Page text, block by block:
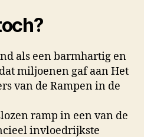
als een barmhartig en
miljoenen gaf aan Het
van de Rampen in de
ramp in een van de
invloedrijkste